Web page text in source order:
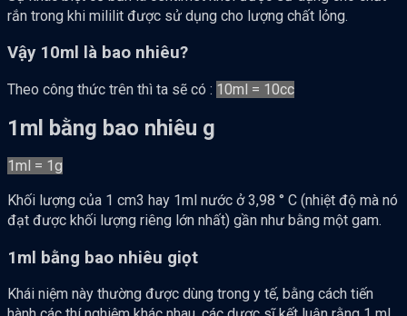
rắn trong khi mililit được sử dụng cho lượng chất lỏng.
Vậy 10ml là bao nhiêu?
Theo công thức trên thì ta sẽ có : 10ml = 10cc
1ml bằng bao nhiêu g
1ml = 1g
Khối lượng của 1 cm3 hay 1ml nước ở 3,98 ° C (nhiệt độ mà nó
đạt được khối lượng riêng lớn nhất) gần như bằng một gam.
1ml bằng bao nhiêu giọt
Khái niệm này thường được dùng trong y tế, bằng cách tiến